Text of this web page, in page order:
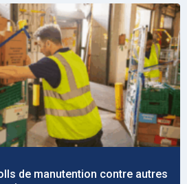
de manutention contre autres